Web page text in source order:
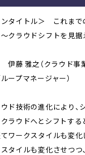
タイトル＞
これまで
クラウドシフトを見据
伊藤 雅之（クラウド事
ープマネージャー）
ド技術の進化により、
ラウドへとシフトする
ワークスタイルも変化
タイルも変化させつつ